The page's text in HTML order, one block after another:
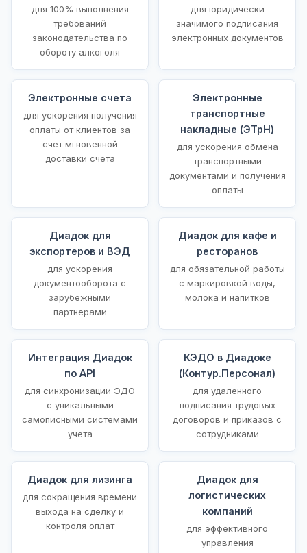
для 100% выполнения
требований
законодательства по
обороту алкоголя
для юридически
значимого подписания
электронных документов
Электронные счета
для ускорения получения
оплаты от клиентов за
счет мгновенной
доставки счета
Электронные
транспортные
накладные (ЭТрН)
для ускорения обмена
транспортными
документами и получения
оплаты
Диадок для
экспортеров и ВЭД
для ускорения
документооборота с
зарубежными
партнерами
Диадок для кафе и
ресторанов
для обязательной работы
с маркировкой воды,
молока и напитков
Интеграция Диадок
по API
для синхронизации ЭДО
с уникальными
самописными системами
учета
КЭДО в Диадоке
(Контур.Персонал)
для удаленного
подписания трудовых
договоров и приказов с
сотрудниками
Диадок для лизинга
для сокращения времени
выхода на сделку и
контроля оплат
Диадок для
логистических
компаний
для эффективного
управления